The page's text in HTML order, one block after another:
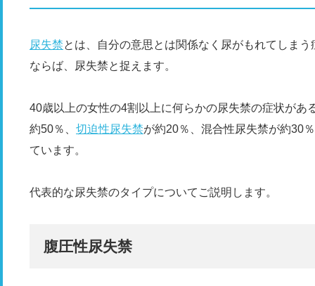
尿失禁とは、自分の意思とは関係なく尿がもれてしま
ならば、尿失禁と捉えます。
40歳以上の女性の4割以上に何らかの尿失禁の症状があ
約50％、 切迫性尿失禁が約20％、混合性尿失禁が約30
ています。
代表的な尿失禁のタイプについてご説明します。
腹圧性尿失禁